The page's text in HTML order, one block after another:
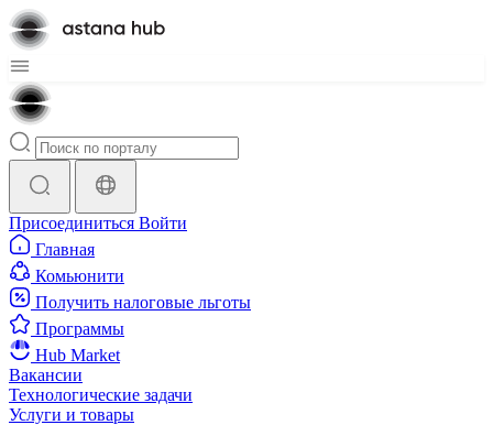
Присоединиться Войти
Главная
Комьюнити
Получить налоговые льготы
Программы
Hub Market
Вакансии
Технологические задачи
Услуги и товары